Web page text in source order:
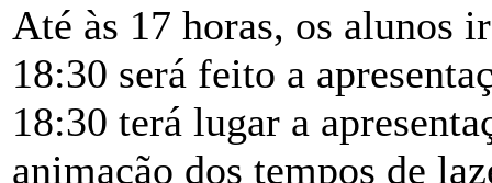
Até às 17 horas, os alunos
18:30 será feito a
18:30 terá lugar a
animação dos tempos de